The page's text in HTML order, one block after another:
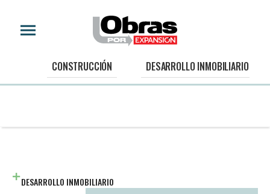
CONSTRUCCIÓN DESARROLLO INMOBILIARIO
DESARROLLO INMOBILIARIO